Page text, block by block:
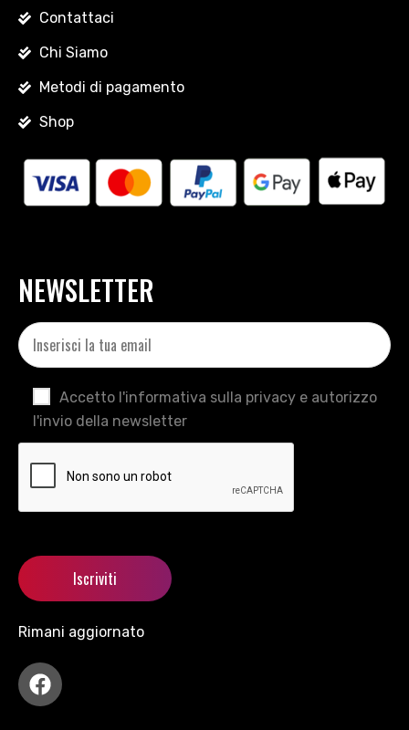
Contattaci
Chi Siamo
Metodi di pagamento
Shop
NEWSLETTER
Accetto l'informativa sulla privacy e autorizzo
l'invio della newsletter
Rimani aggiornato